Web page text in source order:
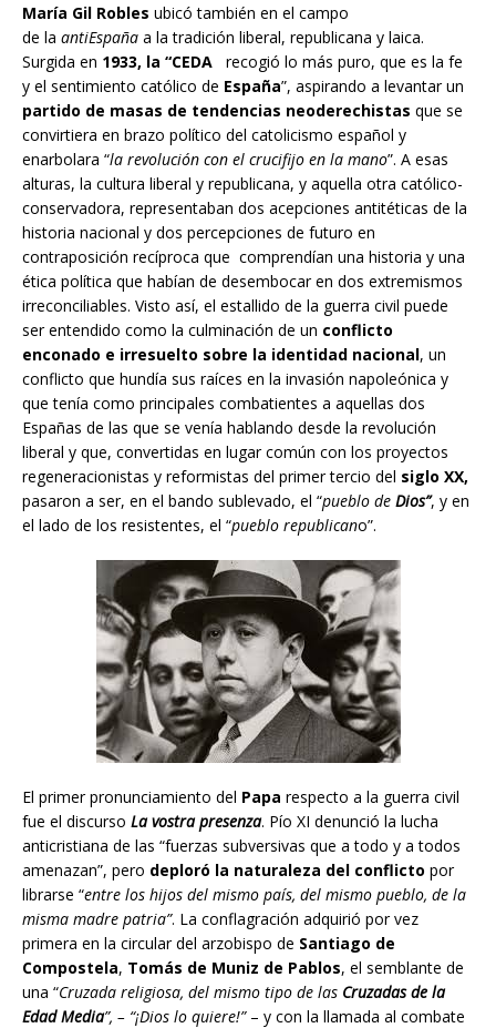
María Gil Robles ubicó también en el campo
de la antiEspaña a la tradición liberal, republicana y laica.
Surgida en 1933, la “CEDA
recogió lo más puro, que es la fe
y el sentimiento católico de España”, aspirando a levantar un
partido de masas de tendencias neoderechistas que se
convirtiera en brazo político del catolicismo español y
enarbolara “la revolución con el crucifijo en la mano”. A esas
alturas, la cultura liberal y republicana, y aquella otra católico-
conservadora, representaban dos acepciones antitéticas de la
historia nacional y dos percepciones de futuro en
contraposición recíproca que comprendían una historia y una
ética política que habían de desembocar en dos extremismos
irreconciliables. Visto así, el estallido de la guerra civil puede
ser entendido como la culminación de un conflicto
enconado e irresuelto sobre la identidad nacional, un
conflicto que hundía sus raíces en la invasión napoleónica y
que tenía como principales combatientes a aquellas dos
Españas de las que se venía hablando desde la revolución
liberal y que, convertidas en lugar común con los proyectos
regeneracionistas y reformistas del primer tercio del siglo XX,
pasaron a ser, en el bando sublevado, el “pueblo de Dios”, y en
el lado de los resistentes, el “pueblo republicano”.
El primer pronunciamiento del Papa respecto a la guerra civil
fue el discurso La vostra presenza. Pío XI denunció la lucha
anticristiana de las “fuerzas subversivas que a todo y a todos
amenazan”, pero deploró la naturaleza del conflicto por
librarse “entre los hijos del mismo país, del mismo pueblo, de la
misma madre patria”. La conflagración adquirió por vez
primera en la circular del arzobispo de Santiago de
Compostela, Tomás de Muniz de Pablos, el semblante de
una “Cruzada religiosa, del mismo tipo de las Cruzadas de la
Edad Media”, – “¡Dios lo quiere!”– y con la llamada al combate